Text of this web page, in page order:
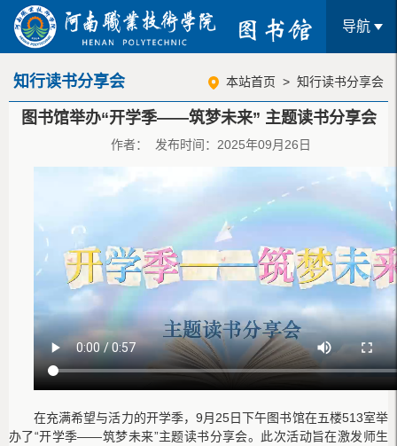
导航
知行读书分享会 本站首页 > 知行读书分享会
图书馆举办“开学季——筑梦未来” 主题读书分享会
作者： 发布时间：2025年09月26日
在充满希望与活力的开学季，9月25日下午图书馆在五楼513室举
办了“开学季——筑梦未来”主题读书分享会。此次活动旨在激发师生